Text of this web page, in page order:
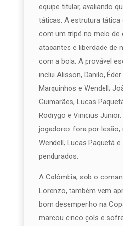
equipe titular, avaliando
táticas. A estrutura tática
com um tripé no meio de
atacantes e liberdade de
com a bola. A provável
inclui Alisson, Danilo, Éder
Marquinhos e Wendell;
Guimarães, Lucas
Rodrygo e Vinicius Junior.
jogadores fora por lesão,
Wendell, Lucas Paquetá
pendurados.
A Colômbia, sob o
Lorenzo, também vem
bom desempenho na
marcou cinco gols e